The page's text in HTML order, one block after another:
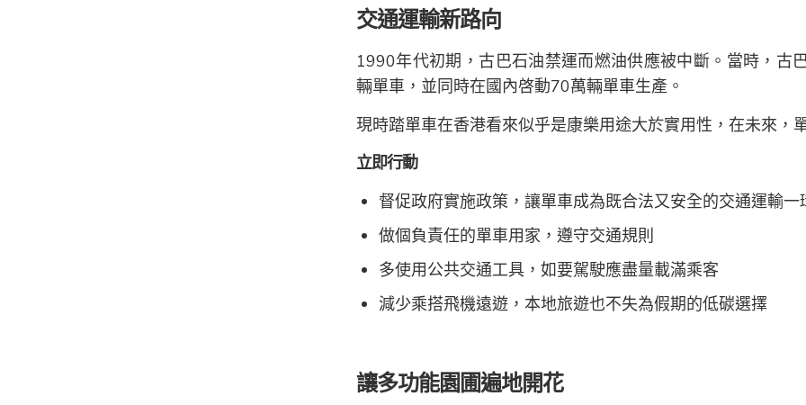
交通運輸新路向
1990年代初期，古巴石油禁運而燃油供應被中斷。當時，古
輛單車，並同時在國內啓動70萬輛單車生產。
現時踏單車在香港看來似乎是康樂用途大於實用性，在未來，
立即行動
督促政府實施政策，讓單車成為既合法又安全的交通運輸一
做個負責任的單車用家，遵守交通規則
多使用公共交通工具，如要駕駛應盡量載滿乘客
減少乘搭飛機遠遊，本地旅遊也不失為假期的低碳選擇
讓多功能園圃遍地開花